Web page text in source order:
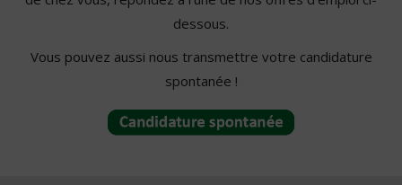
dessous.
Vous pouvez aussi nous transmettre votre candidature
spontanée !